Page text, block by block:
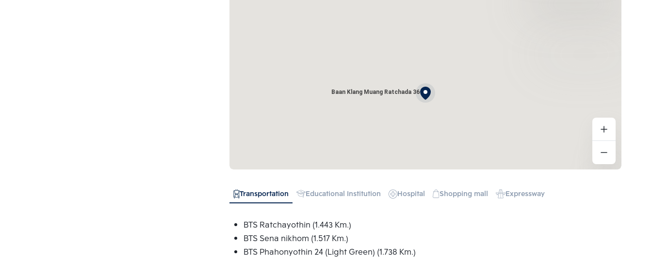
Baan Klang Muang Ratchada 36
Transportation Educational Institution Hospital Shopping mall Expressway
BTS Ratchayothin (1.443 Km.)
BTS Sena nikhom (1.517 Km.)
BTS Phahonyothin 24 (Light Green) (1.738 Km.)